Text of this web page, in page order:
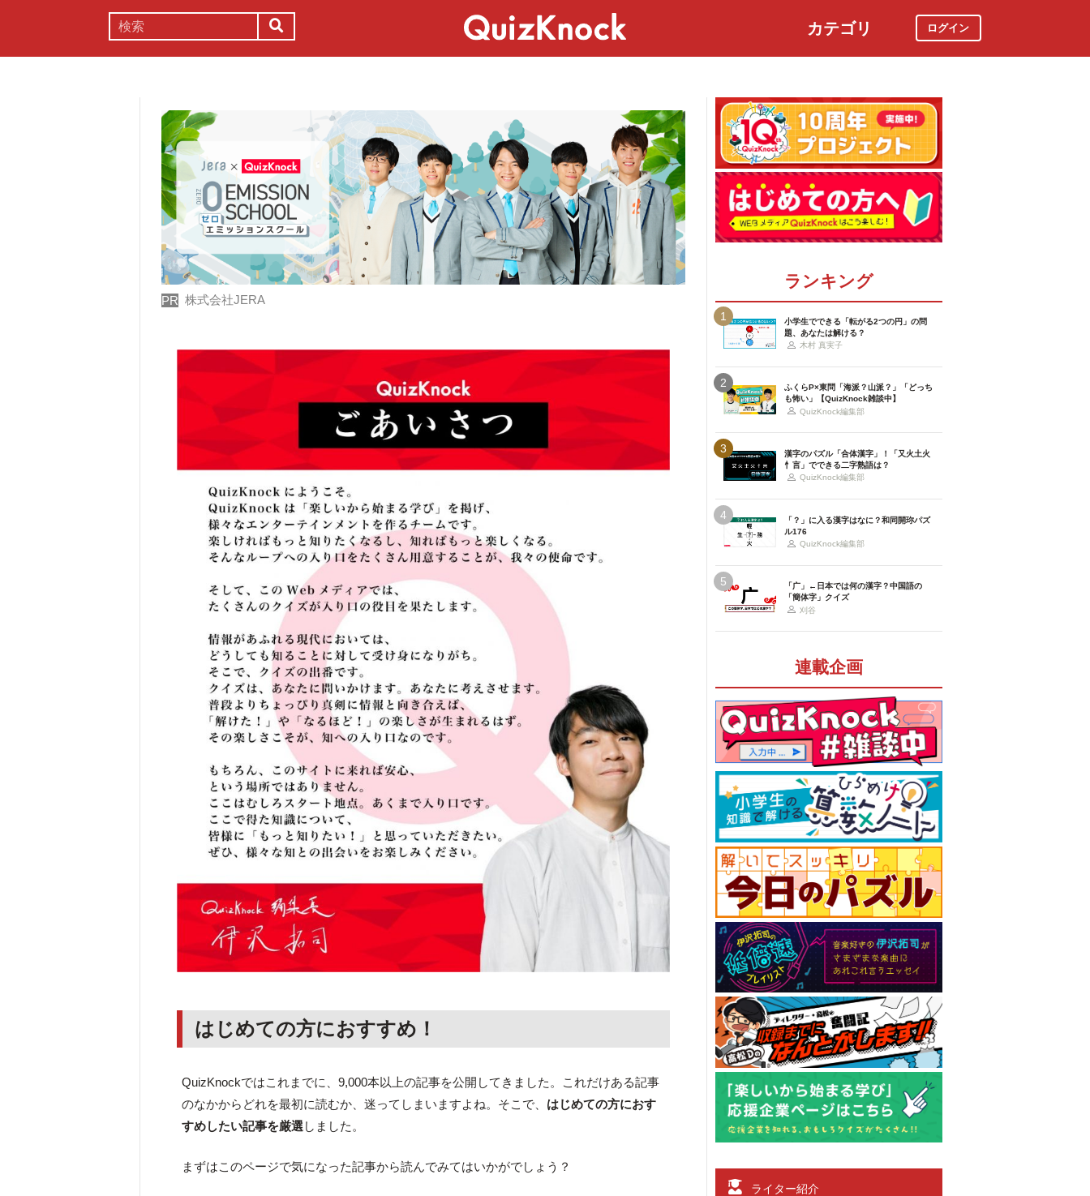
カテゴリ ログイン
PR 株式会社JERA
はじめての方におすすめ！
QuizKnockではこれまでに、9,000本以上の記事を公開してきました。これだけある記事
のなかからどれを最初に読むか、迷ってしまいますよね。そこで、 はじめての方におす
すめしたい記事を厳選 しました。
まずはこのページで気になった記事から読んでみてはいかがでしょう？
ランキング
1
小学生でできる「転がる2つの円」の問
題、あなたは解ける？
木村 真実子
2
ふくらP×東問「海派？山派？」「どっち
も怖い」【QuizKnock雑談中】
QuizKnock編集部
3
漢字のパズル「合体漢字」！「又火土火
忄言」でできる二字熟語は？
QuizKnock編集部
4
「？」に入る漢字はなに？和同開珎パズ
ル176
QuizKnock編集部
5
「广」←日本では何の漢字？中国語の
「簡体字」クイズ
刈谷
連載企画
ライター紹介